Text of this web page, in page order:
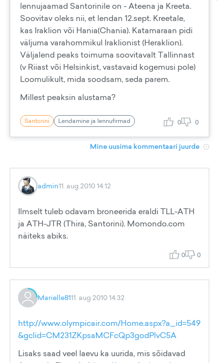
lennujaamad Santorinile on - Ateena ja Kreeta.
Soovitav oleks nii, et lendan 12.sept. Kreetale,
kas Iraklion või Hania(Chania). Katamaraan pidi
väljuma varahommikul Iraklionist (Heraklion).
Väljalend peaks toimuma soovitavalt Tallinnast
(v Riiast või Helsinkist, vastavaid kogemusi pole)
Loomulikult, mida soodsam, seda parem.
Millest peaksin alustama?
Santorini Lendamine ja lennufirmad 0 0
Mine uusima kommentaari juurde
admin11. aug 2010 14:12
Ilmselt tuleb odavam broneerida eraldi TLL-ATH
ja ATH-JTR (Thira, Santorini). Momondo.com
näiteks abiks.
0 0
Marielle8111. aug 2010 14:32
http://www.olympicair.com/Home.aspx?a_id=549
&gclid=CM231ZKpsaMCFcQp3godPlvC5A
Lisaks saad veel laevu ka uurida, mis sõidavad